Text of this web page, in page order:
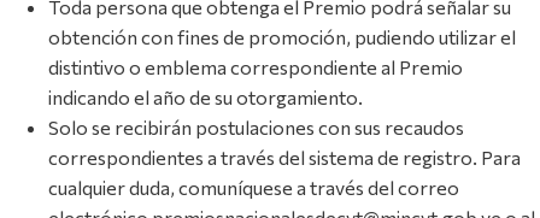
Toda persona que obtenga el Premio podrá señalar su
obtención con fines de promoción, pudiendo utilizar el
distintivo o emblema correspondiente al Premio
indicando el año de su otorgamiento.
Solo se recibirán postulaciones con sus recaudos
correspondientes a través del sistema de registro. Para
cualquier duda, comuníquese a través del correo